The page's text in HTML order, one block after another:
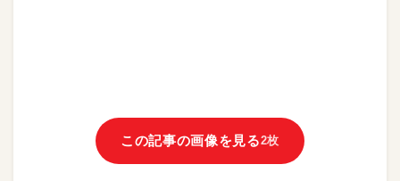
この記事の画像を見る2枚